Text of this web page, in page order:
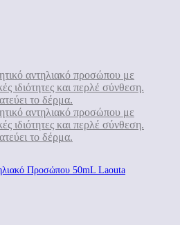
Προσώπου 50mL Laouta